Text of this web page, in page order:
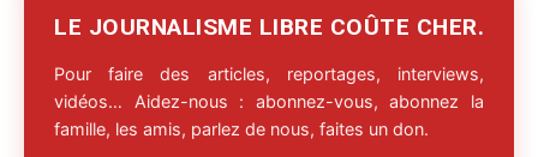
LE JOURNALISME LIBRE COÛTE CHER.
Pour faire des articles, reportages, interviews,
vidéos… Aidez-nous : abonnez-vous, abonnez la
famille, les amis, parlez de nous, faites un don.